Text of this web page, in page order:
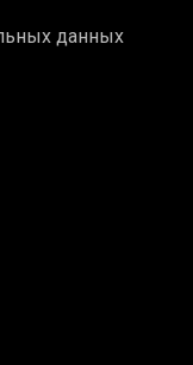
данных